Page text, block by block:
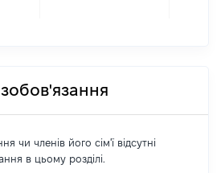
зобов'язання
чи членів його сім'ї відсутні
в цьому розділі.